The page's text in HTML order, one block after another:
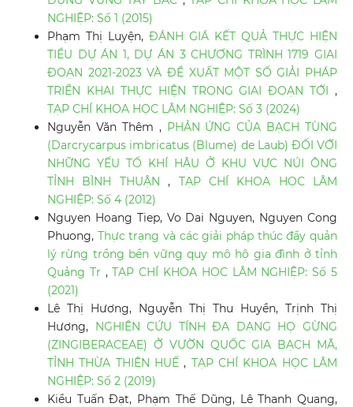
NGHIỆP: Số 1 (2015)
Phạm Thị Luyện, ĐÁNH GIÁ KẾT QUẢ THỰC HIỆN
TIỂU DỰ ÁN 1, DỰ ÁN 3 CHƯƠNG TRÌNH 1719 GIAI
ĐOẠN 2021-2023 VÀ ĐỀ XUẤT MỘT SỐ GIẢI PHÁP
TRIỂN KHAI THỰC HIỆN TRONG GIAI ĐOẠN TỚI,
TẠP CHÍ KHOA HỌC LÂM NGHIỆP: Số 3 (2024)
Nguyễn Văn Thêm , PHẢN ỨNG CỦA BẠCH TÙNG
(Darcrycarpus imbricatus (Blume) de Laub) ĐỐI VỚI
NHỮNG YẾU TỐ KHÍ HẬU Ở KHU VỰC NÚI ÔNG
TỈNH BÌNH THUẬN, TẠP CHÍ KHOA HỌC LÂM
NGHIỆP: Số 4 (2012)
Nguyen Hoang Tiep, Vo Dai Nguyen, Nguyen Cong
Phuong, Thực trạng và các giải pháp thúc đẩy quản
lý rừng trồng bền vững quy mô hộ gia đình ở tỉnh
Quảng Tr ,TẠP CHÍ KHOA HỌC LÂM NGHIỆP: Số 5
(2021)
Lê Thị Hương, Nguyễn Thị Thu Huyền, Trịnh Thị
Hương, NGHIÊN CỨU TÍNH ĐA DẠNG HỌ GỪNG
(ZINGIBERACEAE) Ở VƯỜN QUỐC GIA BẠCH MÃ,
TỈNH THỪA THIÊN HUẾ, TẠP CHÍ KHOA HỌC LÂM
NGHIỆP: Số 2 (2019)
Kiều Tuấn Đạt, Phạm Thế Dũng, Lê Thanh Quang,